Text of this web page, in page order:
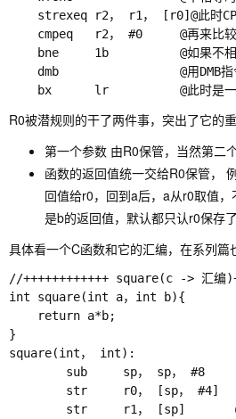
R0被潜规则的干了两件事，突出了它的
第一个参数 由R0保管，当然第二
函数的返回值统一交给R0保管，
回值给r0，回到a后，a从r0取值
是b的返回值，默认都只认r0保存
具体看一个C函数和它的汇编，在系列篇
//++++++++++++ square(c -> 汇编
int square(int a，int b){
    return a*b;
}
square(int， int):
sub     sp， sp， #8
str     r0， [sp， #4]
str     r1， [sp]